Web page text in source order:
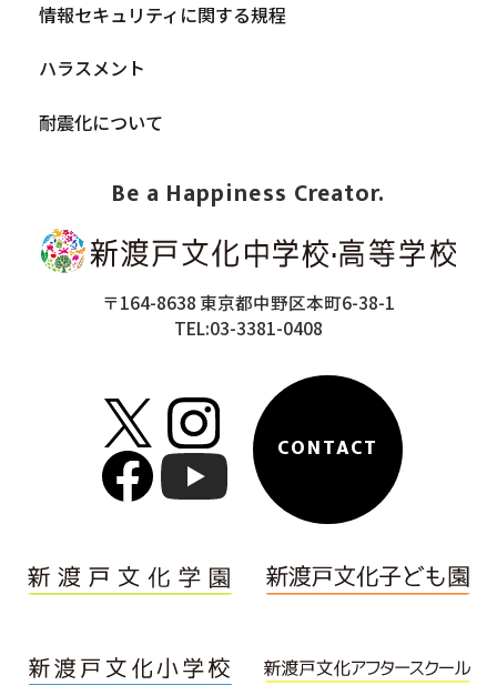
Be a Happiness Creator.
〒164-8638 東京都中野区本町6-38-1
TEL:03-3381-0408
CONTACT
情報セキュリティに関する規程
ハラスメント
耐震化について